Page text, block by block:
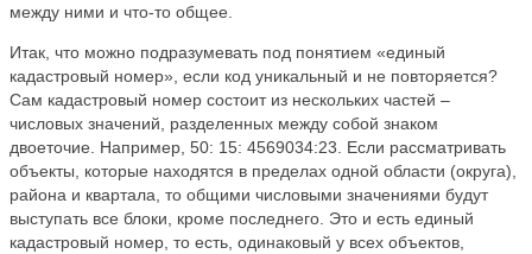
между ними и что-то общее.
Итак, что можно подразумевать под понятием «единый
кадастровый номер», если код уникальный и не повторяется?
Сам кадастровый номер состоит из нескольких частей –
числовых значений, разделенных между собой знаком
двоеточие. Например, 50: 15: 4569034:23. Если рассматривать
объекты, которые находятся в пределах одной области (округа),
района и квартала, то общими числовыми значениями будут
выступать все блоки, кроме последнего. Это и есть единый
кадастровый номер, то есть, одинаковый у всех объектов,